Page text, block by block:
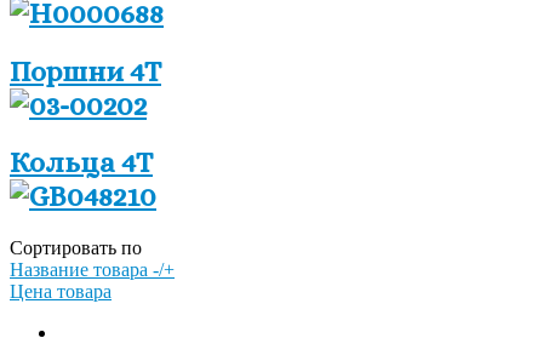
Поршни 4Т
Кольца 4Т
Сортировать по
Название товара -/+
Цена товара